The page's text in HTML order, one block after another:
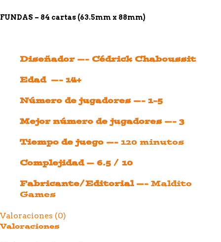
FUNDAS – 84 cartas (63.5mm x 88mm)
Diseñador —- Cédrick Chaboussit
Edad —- 14+
Número de jugadores —- 1-5
Mejor número de jugadores —- 3
Tiempo de juego —- 120 minutos
Complejidad — 6.5 / 10
Fabricante/Editorial —- Maldito
Games
Valoraciones (0)
Valoraciones